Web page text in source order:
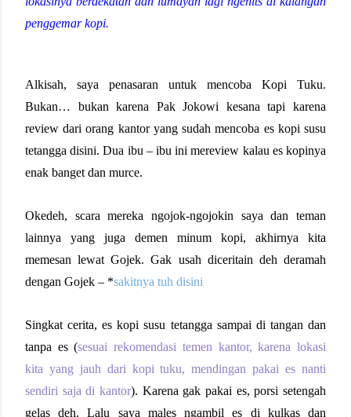
penggemar kopi.
Alkisah, saya penasaran untuk mencoba Kopi Tuku.
Bukan… bukan karena Pak Jokowi kesana tapi karena
review dari orang kantor yang sudah mencoba es kopi susu
tetangga disini. Dua ibu – ibu ini mereview kalau es kopinya
enak banget dan murce.
Okedeh, scara mereka ngojok-ngojokin saya dan teman
lainnya yang juga demen minum kopi, akhirnya kita
memesan lewat Gojek. Gak usah diceritain deh deramah
dengan Gojek – *sakitnya tuh disini
Singkat cerita, es kopi susu tetangga sampai di tangan dan
tanpa es (sesuai rekomendasi temen kantor, karena lokasi
kita yang jauh dari kopi tuku, mendingan pakai es nanti
sendiri saja di kantor). Karena gak pakai es, porsi setengah
gelas deh. Lalu saya males ngambil es di kulkas dan